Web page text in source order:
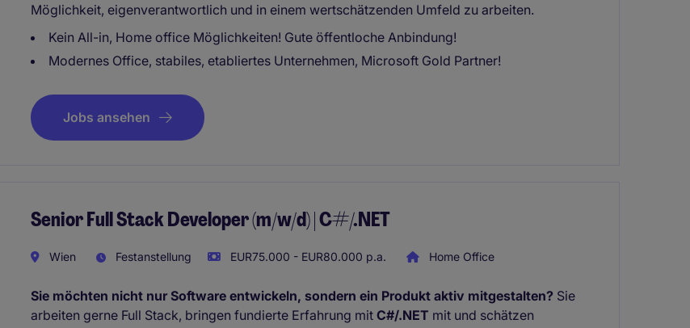
Möglichkeit, eigenverantwortlich und in einem wertschätzenden Umfeld zu arbeiten.
Kein All-in, Home office Möglichkeiten! Gute öffentloche Anbindung!
Modernes Office, stabiles, etabliertes Unternehmen, Microsoft Gold Partner!
Jobs ansehen
Senior Full Stack Developer (m/w/d) | C#/.NET
Wien Festanstellung EUR75.000 - EUR80.000 p.a. Home Office
Sie möchten nicht nur Software entwickeln, sondern ein Produkt aktiv mitgestalten? Sie
arbeiten gerne Full Stack, bringen fundierte Erfahrung mit C#/.NET mit und schätzen